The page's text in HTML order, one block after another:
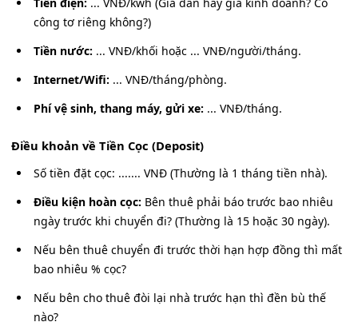
công tơ riêng không?)
Tiền nước: ... VNĐ/khối hoặc ... VNĐ/người/tháng.
Internet/Wifi: ... VNĐ/tháng/phòng.
Phí vệ sinh, thang máy, gửi xe: ... VNĐ/tháng.
Điều khoản về Tiền Cọc (Deposit)
Số tiền đặt cọc: ....... VNĐ (Thường là 1 tháng tiền nhà).
Điều kiện hoàn cọc: Bên thuê phải báo trước bao nhiêu
ngày trước khi chuyển đi? (Thường là 15 hoặc 30 ngày).
Nếu bên thuê chuyển đi trước thời hạn hợp đồng thì mất
bao nhiêu % cọc?
Nếu bên cho thuê đòi lại nhà trước hạn thì đền bù thế
nào?